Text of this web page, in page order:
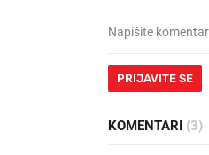
PRIJAVITE SE
KOMENTARI (3)